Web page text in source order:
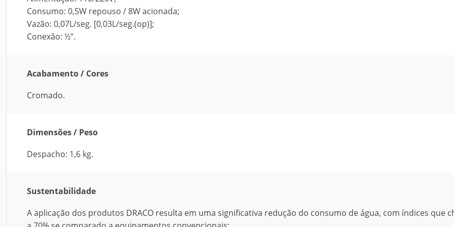
Consumo: 0,5W repouso / 8W acionada;
Vazão: 0,07L/seg. [0,03L/seg.(op)];
Conexão: ½”.
Acabamento / Cores
Cromado.
Dimensões / Peso
Despacho: 1,6 kg.
Sustentabilidade
A aplicação dos produtos DRACO resulta em uma significativa redução do consumo de água, com índices que